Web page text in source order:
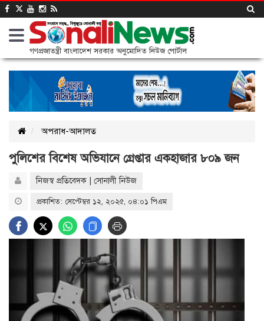
গণপ্রজাতন্ত্রী বাংলাদেশ সরকার অনুমোদিত নিউজ পোর্টাল
অপরাধ-আদালত
পুলিশের বিশেষ অভিযানে গ্রেপ্তার একহাজার ৮০৯ জন
নিজস্ব প্রতিবেদক | সোনালী নিউজ
প্রকাশিত: সেপ্টেম্বর ১২, ২০২৫, ০৪:০১ পিএম